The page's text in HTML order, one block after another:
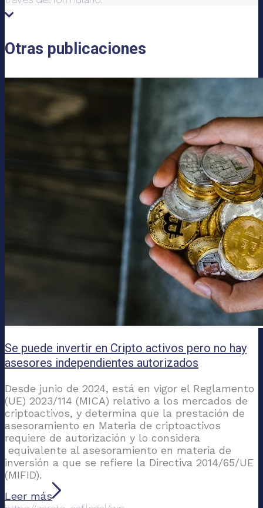
Otras publicaciones
Se puede invertir en Cripto activos pero no hay
asesores independientes autorizados
Desde junio de 2024, está en vigor el Reglamento
(UE) 2023/114 (MICA) relativo a los mercados de
criptoactivos, y determina que la prestación de
asesoramiento en Materia de criptoactivos
requiere de autorización y lo considera
equivalente al asesoramiento en materia de
inversión a que se refiere la Directiva 2014/65/UE
(MIFID).
Leer más